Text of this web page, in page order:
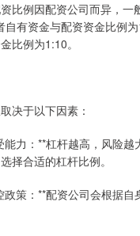
比例因配资公司而异，一
自有资金与配资资金比例
比例为1:10。
决于以下因素：
能力：**杠杆越高，风险越
择合适的杠杆比例。
政策：**配资公司会根据自